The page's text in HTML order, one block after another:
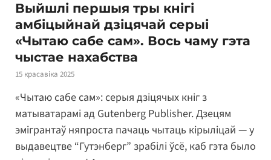
Выйшлі першыя тры кнігі
амбіцыйнай дзіцячай серыі
«Чытаю сабе сам». Вось чаму гэта
чыстае нахабства
15 красавіка 2025
«Чытаю сабе сам»: серыя дзіцячых кніг з
матыватарамі ад Gutenberg Publisher. Дзецям
эмігрантаў няпроста пачаць чытаць кірыліцай — у
выдавецтве “Гутэнберг” зрабілі ўсё, каб гэта было